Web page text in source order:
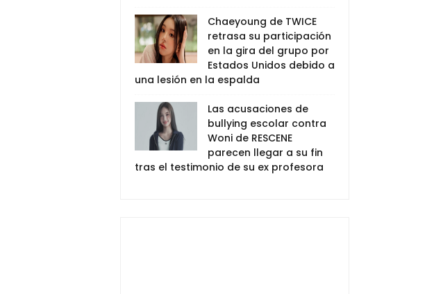
Chaeyoung de TWICE
retrasa su participación
en la gira del grupo por
Estados Unidos debido a
una lesión en la espalda
Las acusaciones de
bullying escolar contra
Woni de RESCENE
parecen llegar a su fin
tras el testimonio de su ex profesora